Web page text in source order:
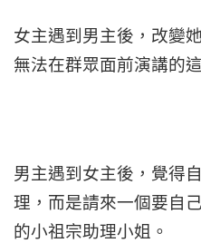
女主遇到男主後，改變
無法在群眾面前演講的
男主遇到女主後，覺得
理，而是請來一個要自
的小祖宗助理小姐。